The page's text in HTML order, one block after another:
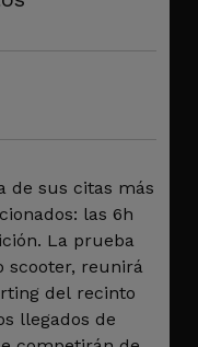
de sus citas más
las 6h
La prueba
scooter, reunirá
del recinto
llegados de